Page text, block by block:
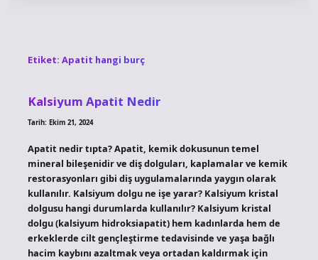
Etiket: Apatit hangi burç
Kalsiyum Apatit Nedir
Tarih: Ekim 21, 2024
Apatit nedir tıpta? Apatit, kemik dokusunun temel
mineral bileşenidir ve diş dolguları, kaplamalar ve kemik
restorasyonları gibi diş uygulamalarında yaygın olarak
kullanılır. Kalsiyum dolgu ne işe yarar? Kalsiyum kristal
dolgusu hangi durumlarda kullanılır? Kalsiyum kristal
dolgu (kalsiyum hidroksiapatit) hem kadınlarda hem de
erkeklerde cilt gençleştirme tedavisinde ve yaşa bağlı
hacim kaybını azaltmak veya ortadan kaldırmak için